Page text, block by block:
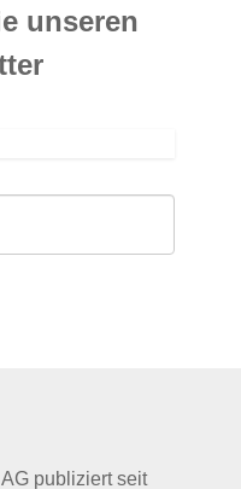
unseren
publiziert seit